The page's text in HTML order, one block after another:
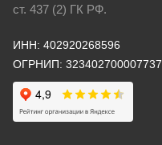
ст. 437 (2) ГК РФ.
ИНН: 402920268596
ОГРНИП: 323402700007737